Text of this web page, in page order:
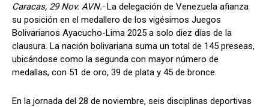
Caracas, 29 Nov. AVN.-La delegación de Venezuela afianza
su posición en el medallero de los vigésimos Juegos
Bolivarianos Ayacucho-Lima 2025 a solo diez días de la
clausura. La nación bolivariana suma un total de 145 preseas,
ubicándose como la segunda con mayor número de
medallas, con 51 de oro, 39 de plata y 45 de bronce.
En la jornada del 28 de noviembre, seis disciplinas deportivas